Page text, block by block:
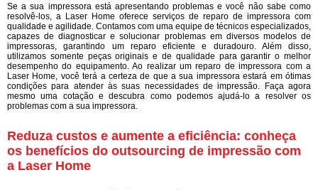
Se a sua impressora está apresentando problemas e você não sabe como
resolvê-los, a Laser Home oferece serviços de reparo de impressora com
qualidade e agilidade. Contamos com uma equipe de técnicos especializados,
capazes de diagnosticar e solucionar problemas em diversos modelos de
impressoras, garantindo um reparo eficiente e duradouro. Além disso,
utilizamos somente peças originais e de qualidade para garantir o melhor
desempenho do equipamento. Ao realizar um reparo de impressora com a
Laser Home, você terá a certeza de que a sua impressora estará em ótimas
condições para atender às suas necessidades de impressão. Faça agora
mesmo uma cotação e descubra como podemos ajudá-lo a resolver os
problemas com a sua impressora.
Reduza custos e aumente a eficiência: conheça
os benefícios do outsourcing de impressão com
a Laser Home